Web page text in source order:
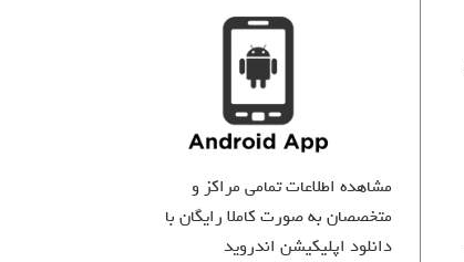
مشاهده اطلاعات تمامی مراکز و
متخصصان به صورت کاملا رایگان با
دانلود اپلیکیشن اندروید